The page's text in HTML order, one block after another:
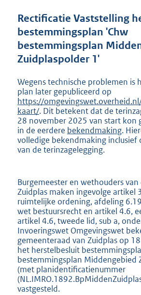
r
o
t
2
7
2
b
Rectificatie Vaststelling
bestemmingsplan 'Chw
bestemmingsplan
Zuidplaspolder 1'
Wegens technische problemen is
plan later gepubliceerd op
https://
kaart/. Dit betekent dat de
28 november 2025 van start kon
in de eerdere bekendmaking.
volledige bekendmaking inclusief
van de terinzagelegging.
Burgemeester en wethouders
Zuidplas maken ingevolge artikel
ruimtelijke ordening, afdeling
wet bestuursrecht en artikel 4.6,
artikel 4.6, tweede lid, sub a,
Invoeringswet Omgevingswet
gemeenteraad van Zuidplas op
het herstelbesluit
bestemmingsplan Middengebied
(met planidentificatienummer
vastgesteld.